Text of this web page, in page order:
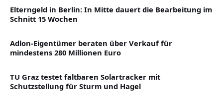
Elterngeld in Berlin: In Mitte dauert die Bearbeitung im
Schnitt 15 Wochen
Adlon-Eigentümer beraten über Verkauf für
mindestens 280 Millionen Euro
TU Graz testet faltbaren Solartracker mit
Schutzstellung für Sturm und Hagel